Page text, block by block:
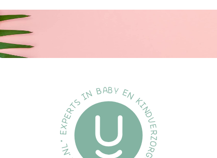
Compatibel met het volledige
assortiment
Combineer onze borstkolf, fles en beker onderdelen en creëer
het product dat voor jou werkt, wanneer jij het nodig hebt.
De flessen en spenen van Philips Avent Natural zijn gemaakt van
Vind de juiste voedingssnelheid
Elke baby voedt anders en ontwikkelt zich in zijn eigen tempo.
We hebben een reeks voedingssnelheden ontworpen, zodat u
de perfecte snelheid voor uw baby kunt vinden en de fles kunt